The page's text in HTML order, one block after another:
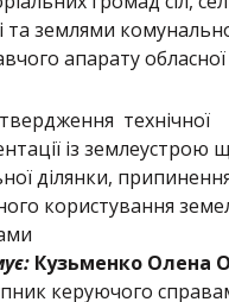
та землями
апарату
технічної
із землеустрою
ділянки,
користування
Кузьменко Олена
керуючого